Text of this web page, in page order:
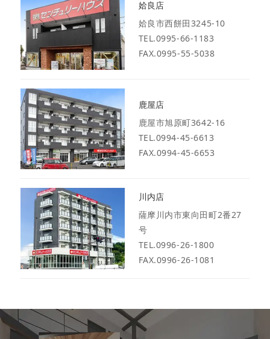
姶良店
姶良市西餅田3245-10
TEL.0995-66-1183
FAX.0995-55-5038
鹿屋店
鹿屋市旭原町3642-16
TEL.0994-45-6613
FAX.0994-45-6653
川内店
薩摩川内市東向田町2番27
号
TEL.0996-26-1800
FAX.0996-26-1081